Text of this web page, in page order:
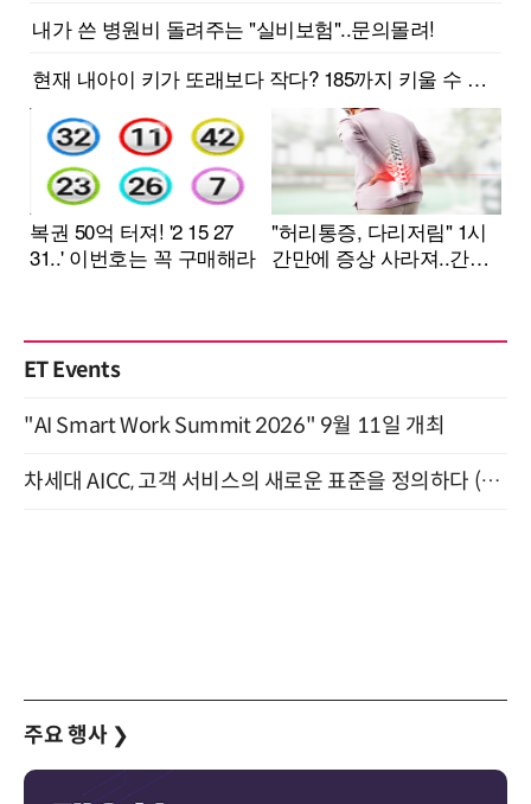
ET Events
"AI Smart Work Summit 2026" 9월 11일 개최
차세대 AICC, 고객 서비스의 새로운 표준을 정의하다 (9/9)
주요 행사 ❯